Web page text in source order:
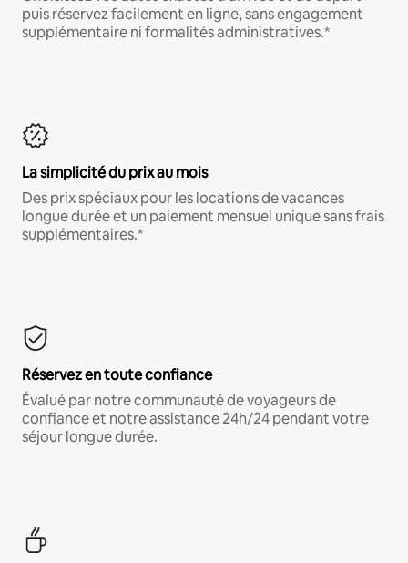
puis réservez facilement en ligne, sans engagement
supplémentaire ni formalités administratives.*
La simplicité du prix au mois
Des prix spéciaux pour les locations de vacances
longue durée et un paiement mensuel unique sans frais
supplémentaires.*
Réservez en toute confiance
Évalué par notre communauté de voyageurs de
confiance et notre assistance 24h/24 pendant votre
séjour longue durée.